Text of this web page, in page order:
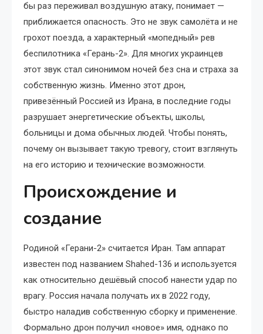
бы раз переживал воздушную атаку, понимает —
приближается опасность. Это не звук самолёта и не
грохот поезда, а характерный «мопедный» рев
беспилотника «Герань-2». Для многих украинцев
этот звук стал синонимом ночей без сна и страха за
собственную жизнь. Именно этот дрон,
привезённый Россией из Ирана, в последние годы
разрушает энергетические объекты, школы,
больницы и дома обычных людей. Чтобы понять,
почему он вызывает такую тревогу, стоит взглянуть
на его историю и технические возможности.
Происхождение и
создание
Родиной «Герани-2» считается Иран. Там аппарат
известен под названием Shahed-136 и используется
как относительно дешёвый способ нанести удар по
врагу. Россия начала получать их в 2022 году,
быстро наладив собственную сборку и применение.
Формально дрон получил «новое» имя, однако по